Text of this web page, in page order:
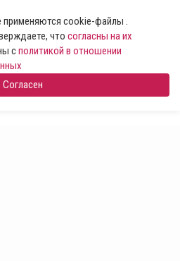
cookie-файлы .
что согласны на их
сполитикой в отношении
Согласен